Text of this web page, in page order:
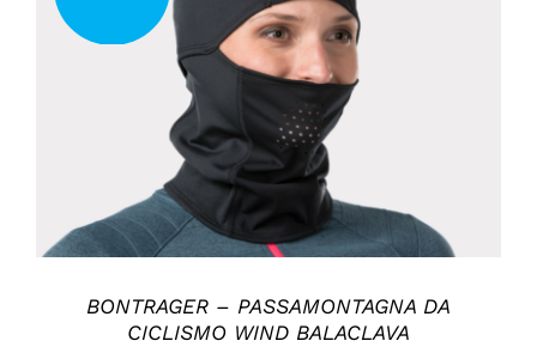
AGGIUNGI AL CARRELLO
BONTRAGER – PASSAMONTAGNA DA
CICLISMO WIND BALACLAVA